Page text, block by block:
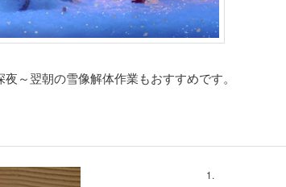
～翌朝の雪像解体作業もおすすめです。